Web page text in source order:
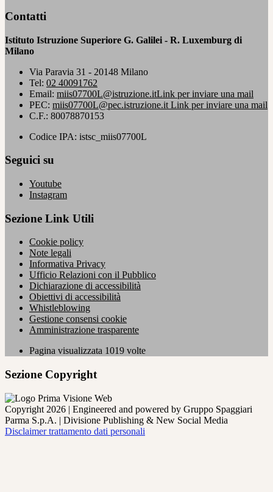
Contatti
Istituto Istruzione Superiore G. Galilei - R. Luxemburg di
Milano
Via Paravia 31 - 20148 Milano
Tel: 02 40091762
Email: miis07700L@istruzione.itLink per inviare una mail
PEC: miis07700L@pec.istruzione.it Link per inviare una mail
C.F.: 80078870153
Codice IPA: istsc_miis07700L
Seguici su
Youtube
Instagram
Sezione Link Utili
Cookie policy
Note legali
Informativa Privacy
Ufficio Relazioni con il Pubblico
Dichiarazione di accessibilità
Obiettivi di accessibilità
Whistleblowing
Gestione consensi cookie
Amministrazione trasparente
Pagina visualizzata 1019 volte
Sezione Copyright
Copyright 2026 | Engineered and powered by Gruppo Spaggiari
Parma S.p.A. | Divisione Publishing & New Social Media
Disclaimer trattamento dati personali